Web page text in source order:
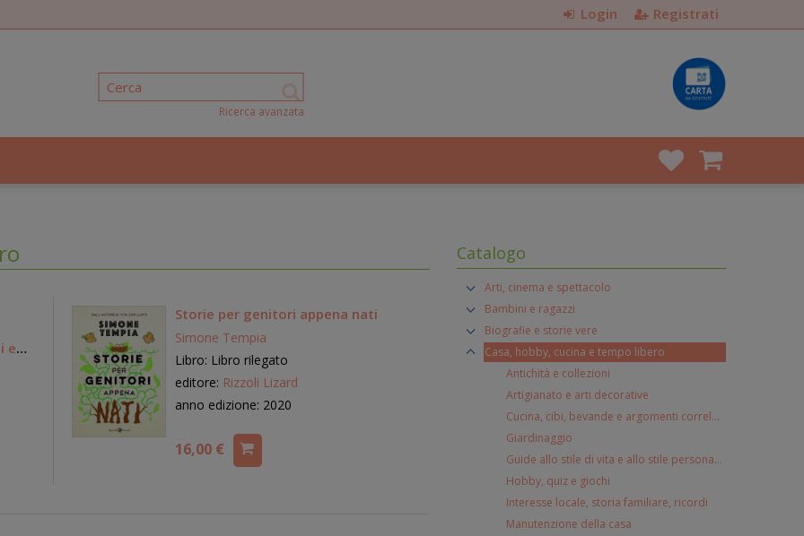
Login Registrati
Ricerca avanzata
e
Storie per genitori appena nati
Simone Tempia
Libro: Libro rilegato
editore: Rizzoli Lizard
anno edizione: 2020
16,00 €
Catalogo
Arti, cinema e spettacolo
Bambini e ragazzi
Biografie e storie vere
Casa, hobby, cucina e tempo libero
Antichità e collezioni
Artigianato e arti decorative
Cucina, cibi, bevande e argomenti correlati
Giardinaggio
Guide allo stile di vita e allo stile personale
Hobby, quiz e giochi
Interesse locale, storia familiare, ricordi
Manutenzione della casa